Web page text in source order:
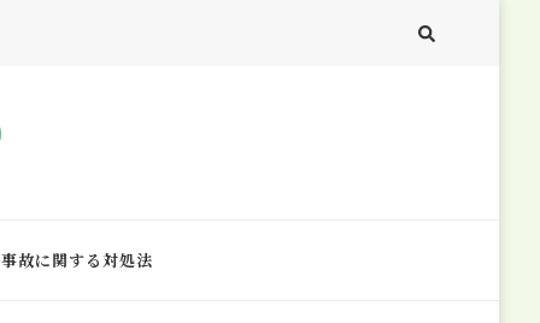
事故に関する対処法